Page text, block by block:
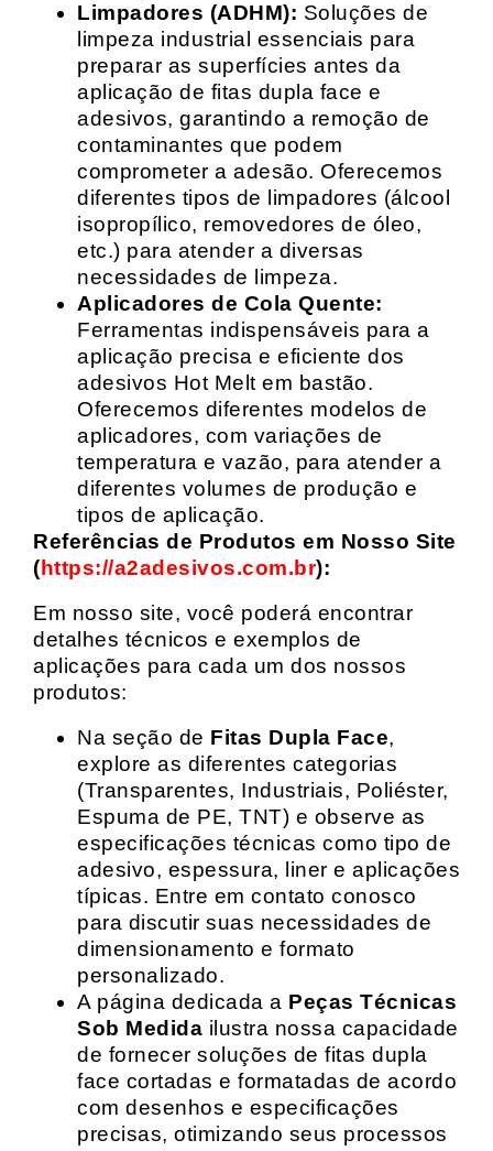
Limpadores (ADHM): Soluções de
limpeza industrial essenciais para
preparar as superfícies antes da
aplicação de fitas dupla face e
adesivos, garantindo a remoção de
contaminantes que podem
comprometer a adesão. Oferecemos
diferentes tipos de limpadores (álcool
isopropílico, removedores de óleo,
etc.) para atender a diversas
necessidades de limpeza.
Aplicadores de Cola Quente:
Ferramentas indispensáveis para a
aplicação precisa e eficiente dos
adesivos Hot Melt em bastão.
Oferecemos diferentes modelos de
aplicadores, com variações de
temperatura e vazão, para atender a
diferentes volumes de produção e
tipos de aplicação.
Referências de Produtos em Nosso Site
(https://a2adesivos.com.br):
Em nosso site, você poderá encontrar
detalhes técnicos e exemplos de
aplicações para cada um dos nossos
produtos:
Na seção de Fitas Dupla Face,
explore as diferentes categorias
(Transparentes, Industriais, Poliéster,
Espuma de PE, TNT) e observe as
especificações técnicas como tipo de
adesivo, espessura, liner e aplicações
típicas. Entre em contato conosco
para discutir suas necessidades de
dimensionamento e formato
personalizado.
A página dedicada a Peças Técnicas
Sob Medida ilustra nossa capacidade
de fornecer soluções de fitas dupla
face cortadas e formatadas de acordo
com desenhos e especificações
precisas, otimizando seus processos